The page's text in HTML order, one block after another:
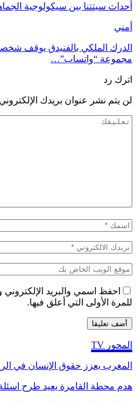
أحداث سبتتنا بين سيكولوجية
أمني
الدرك الملكي بالفنيدق يوقف
مجموعة “واتساب”…
اترك رد
لن يتم نشر عنوان بريدك
احفظ اسمي والبريد
للمرة الأولى التي أعلق فيها.
المحور TV
المغرب يعزز حقوق الإنسان في
هدم محطة القامرة يعيد طرح